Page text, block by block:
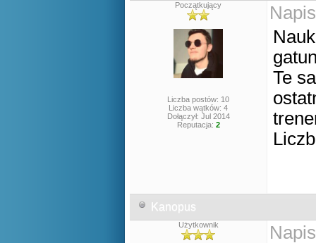
Początkujący
Liczba postów: 10
Liczba wątków: 4
Dołączył: Jul 2014
Reputacja: 2
Te
Kanopus
Użytkownik